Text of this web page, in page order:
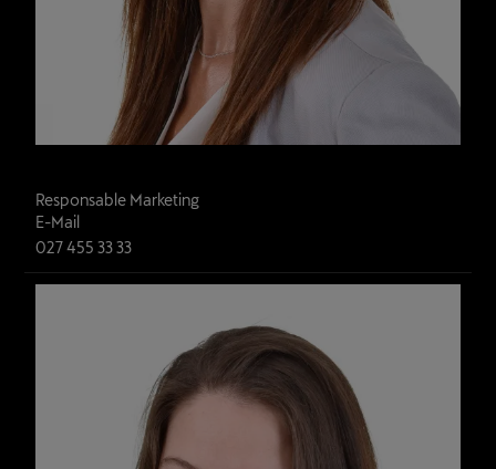
Responsable Marketing
E-Mail
027 455 33 33